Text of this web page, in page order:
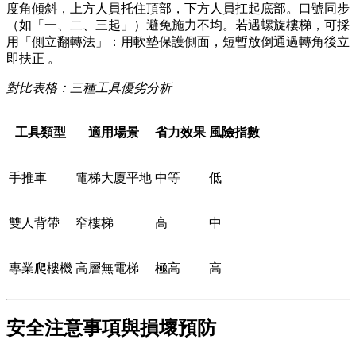
度角傾斜，上方人員托住頂部，下方人員扛起底部。口號同步
（如「一、二、三起」）避免施力不均。若遇螺旋樓梯，可採
用「側立翻轉法」：用軟墊保護側面，短暫放倒通過轉角後立
即扶正 。
對比表格：三種工具優劣分析
工具類型 適用場景 省力效果 風險指數
手推車 電梯大廈平地 中等 低
雙人背帶 窄樓梯 高 中
專業爬樓機 高層無電梯 極高 高
安全注意事項與損壞預防